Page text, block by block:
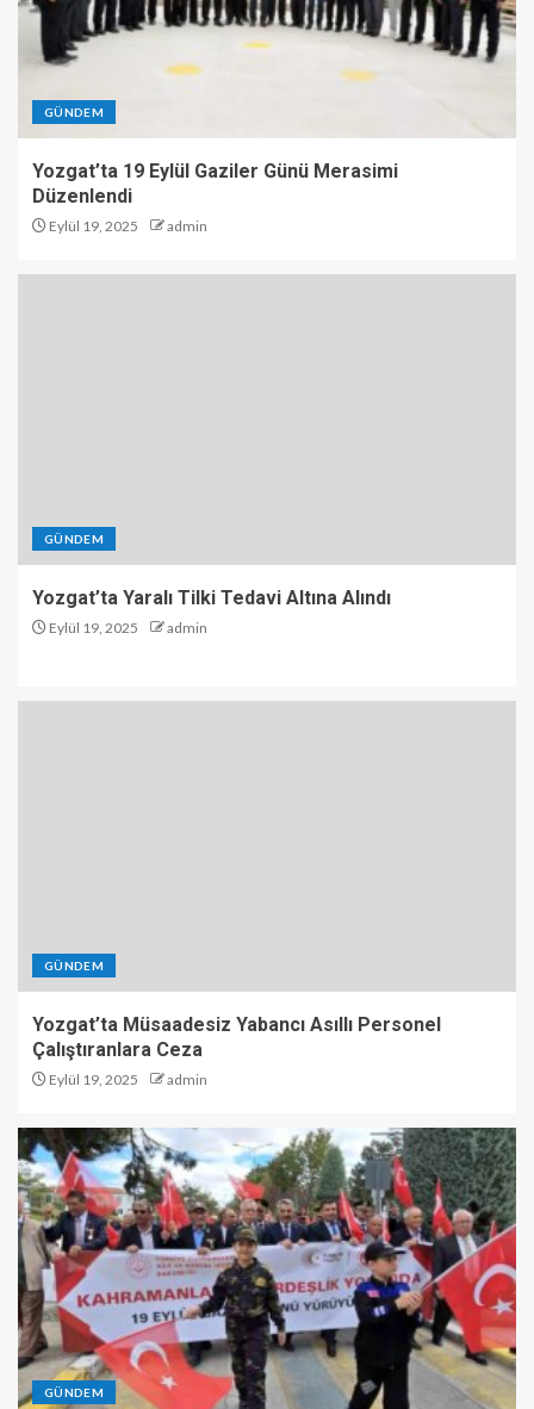
GÜNDEM
Yozgat’ta 19 Eylül Gaziler Günü Merasimi
Düzenlendi
Eylül 19, 2025 admin
GÜNDEM
Yozgat’ta Yaralı Tilki Tedavi Altına Alındı
Eylül 19, 2025 admin
GÜNDEM
Yozgat’ta Müsaadesiz Yabancı Asıllı Personel
Çalıştıranlara Ceza
Eylül 19, 2025 admin
GÜNDEM